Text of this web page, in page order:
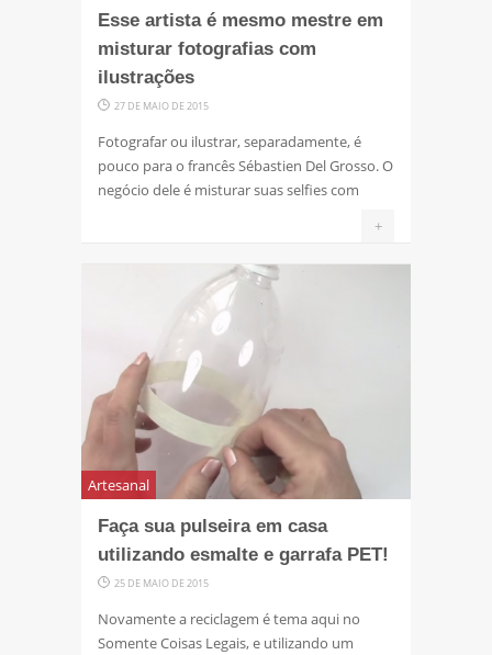
Esse artista é mesmo mestre em
misturar fotografias com
ilustrações
27 DE MAIO DE 2015
Fotografar ou ilustrar, separadamente, é
pouco para o francês Sébastien Del Grosso. O
negócio dele é misturar suas selfies com
+
Artesanal
Faça sua pulseira em casa
utilizando esmalte e garrafa PET!
25 DE MAIO DE 2015
Novamente a reciclagem é tema aqui no
Somente Coisas Legais, e utilizando um